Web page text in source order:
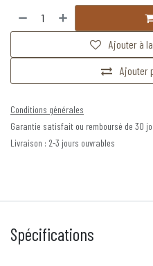
Ajouter
Ajouter à
Conditions générales
Garantie satisfait ou remboursé de 30
Livraison : 2-3 jours ouvrables
Spécifications